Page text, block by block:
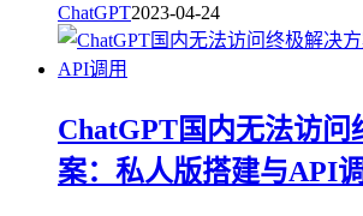
ChatGPT2023-04-24
ChatGPT国内无法访问
案：私人版搭建与API